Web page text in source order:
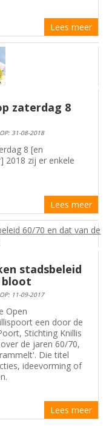
Lees meer
zaterdag 8
OP: 31-08-2018
8 [en
2018 zij er enkele
Lees meer
stadsbeleid
bloot
OP: 11-09-2017
Open
een door de
Stichting Knillis
de jaren 60/70,
Die titel
ideevorming of
Lees meer